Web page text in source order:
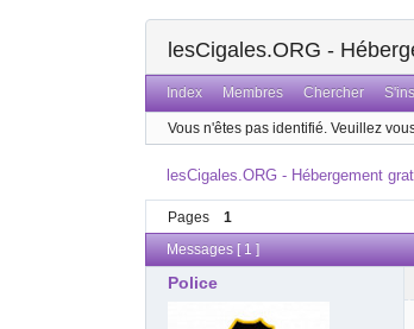
lesCigales.ORG -
Index Membres Chercher
Vous n'êtes pas identifié. Veuillez
lesCigales.ORG - Hébergement
Pages 1
Messages [ 1 ]
Police